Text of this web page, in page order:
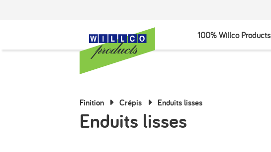
100% Willco Products
Finition Crépis Enduits lisses
Enduits lisses